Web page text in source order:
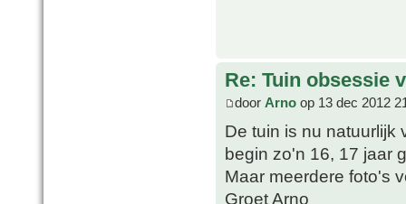
Re: Tuin obsessie
door Arno op 13 dec 2012
De tuin is nu natuurlijk
begin zo'n 16, 17 jaar
Maar meerdere foto's
Groet Arno